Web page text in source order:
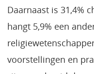
Daarnaast is 31,4%
hangt 5,9% een
voorstellingen en